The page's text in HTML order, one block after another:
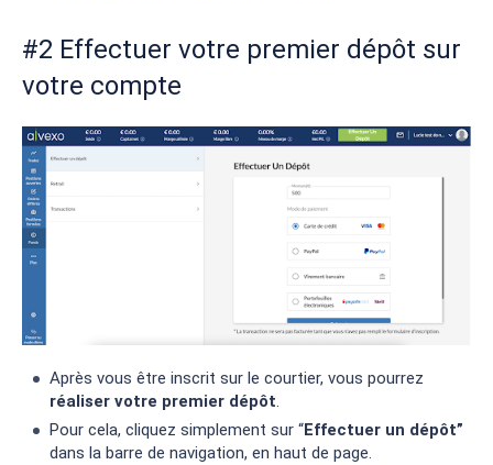
#2 Effectuer votre premier dépôt sur
votre compte
Après vous être inscrit sur le courtier, vous pourrez
réaliser votre premier dépôt.
Pour cela, cliquez simplement sur “Effectuer un dépôt”
dans la barre de navigation, en haut de page.